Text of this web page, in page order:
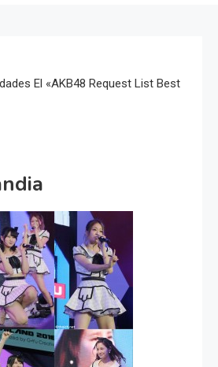
El «AKB48 Request List Best